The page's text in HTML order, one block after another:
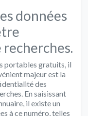
données
portables gratuits, il
majeur est la
des
En saisissant
il existe un
à ce numéro, telles